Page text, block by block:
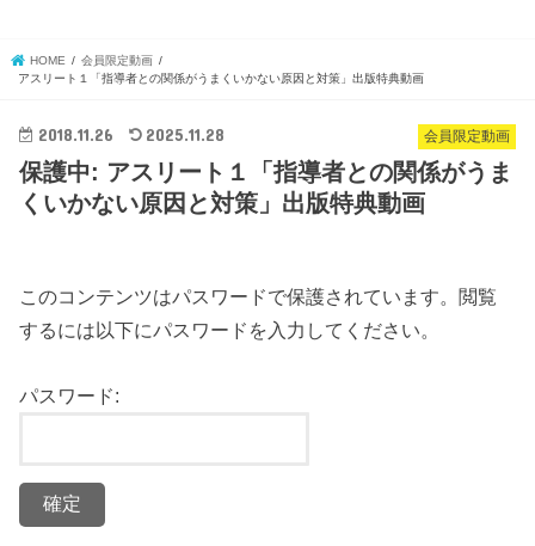
HOME
会員限定動画
アスリート１「指導者との関係がうまくいかない原因と対策」出版特典動画
会員限定動画
2018.11.26 2025.11.28
保護中: アスリート１「指導者との関係がうま
くいかない原因と対策」出版特典動画
このコンテンツはパスワードで保護されています。閲覧
するには以下にパスワードを入力してください。
パスワード: